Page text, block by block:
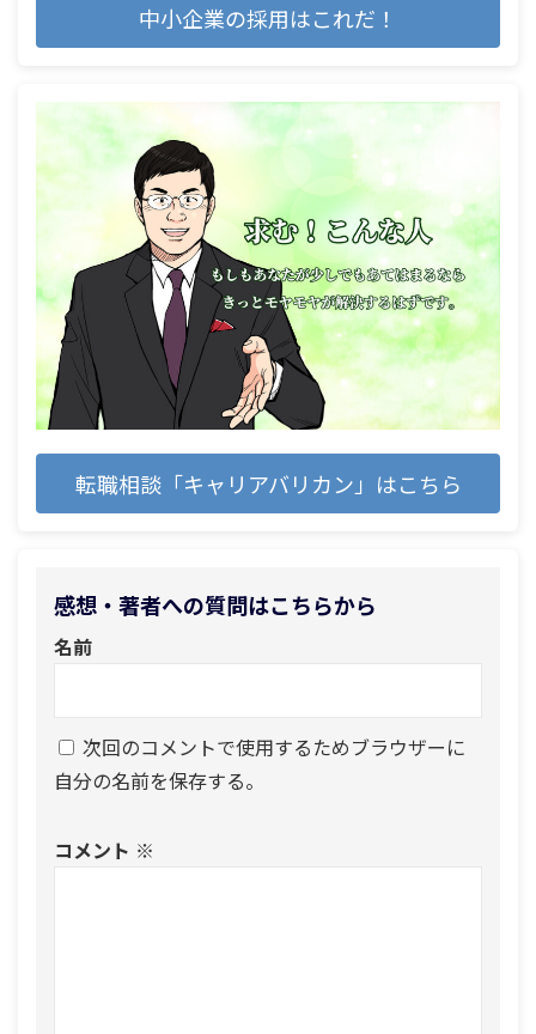
中小企業の採用はこれだ！
転職相談「キャリアバリカン」はこちら
感想・著者への質問はこちらから
名前
次回のコメントで使用するためブラウザーに
自分の名前を保存する。
コメント ※